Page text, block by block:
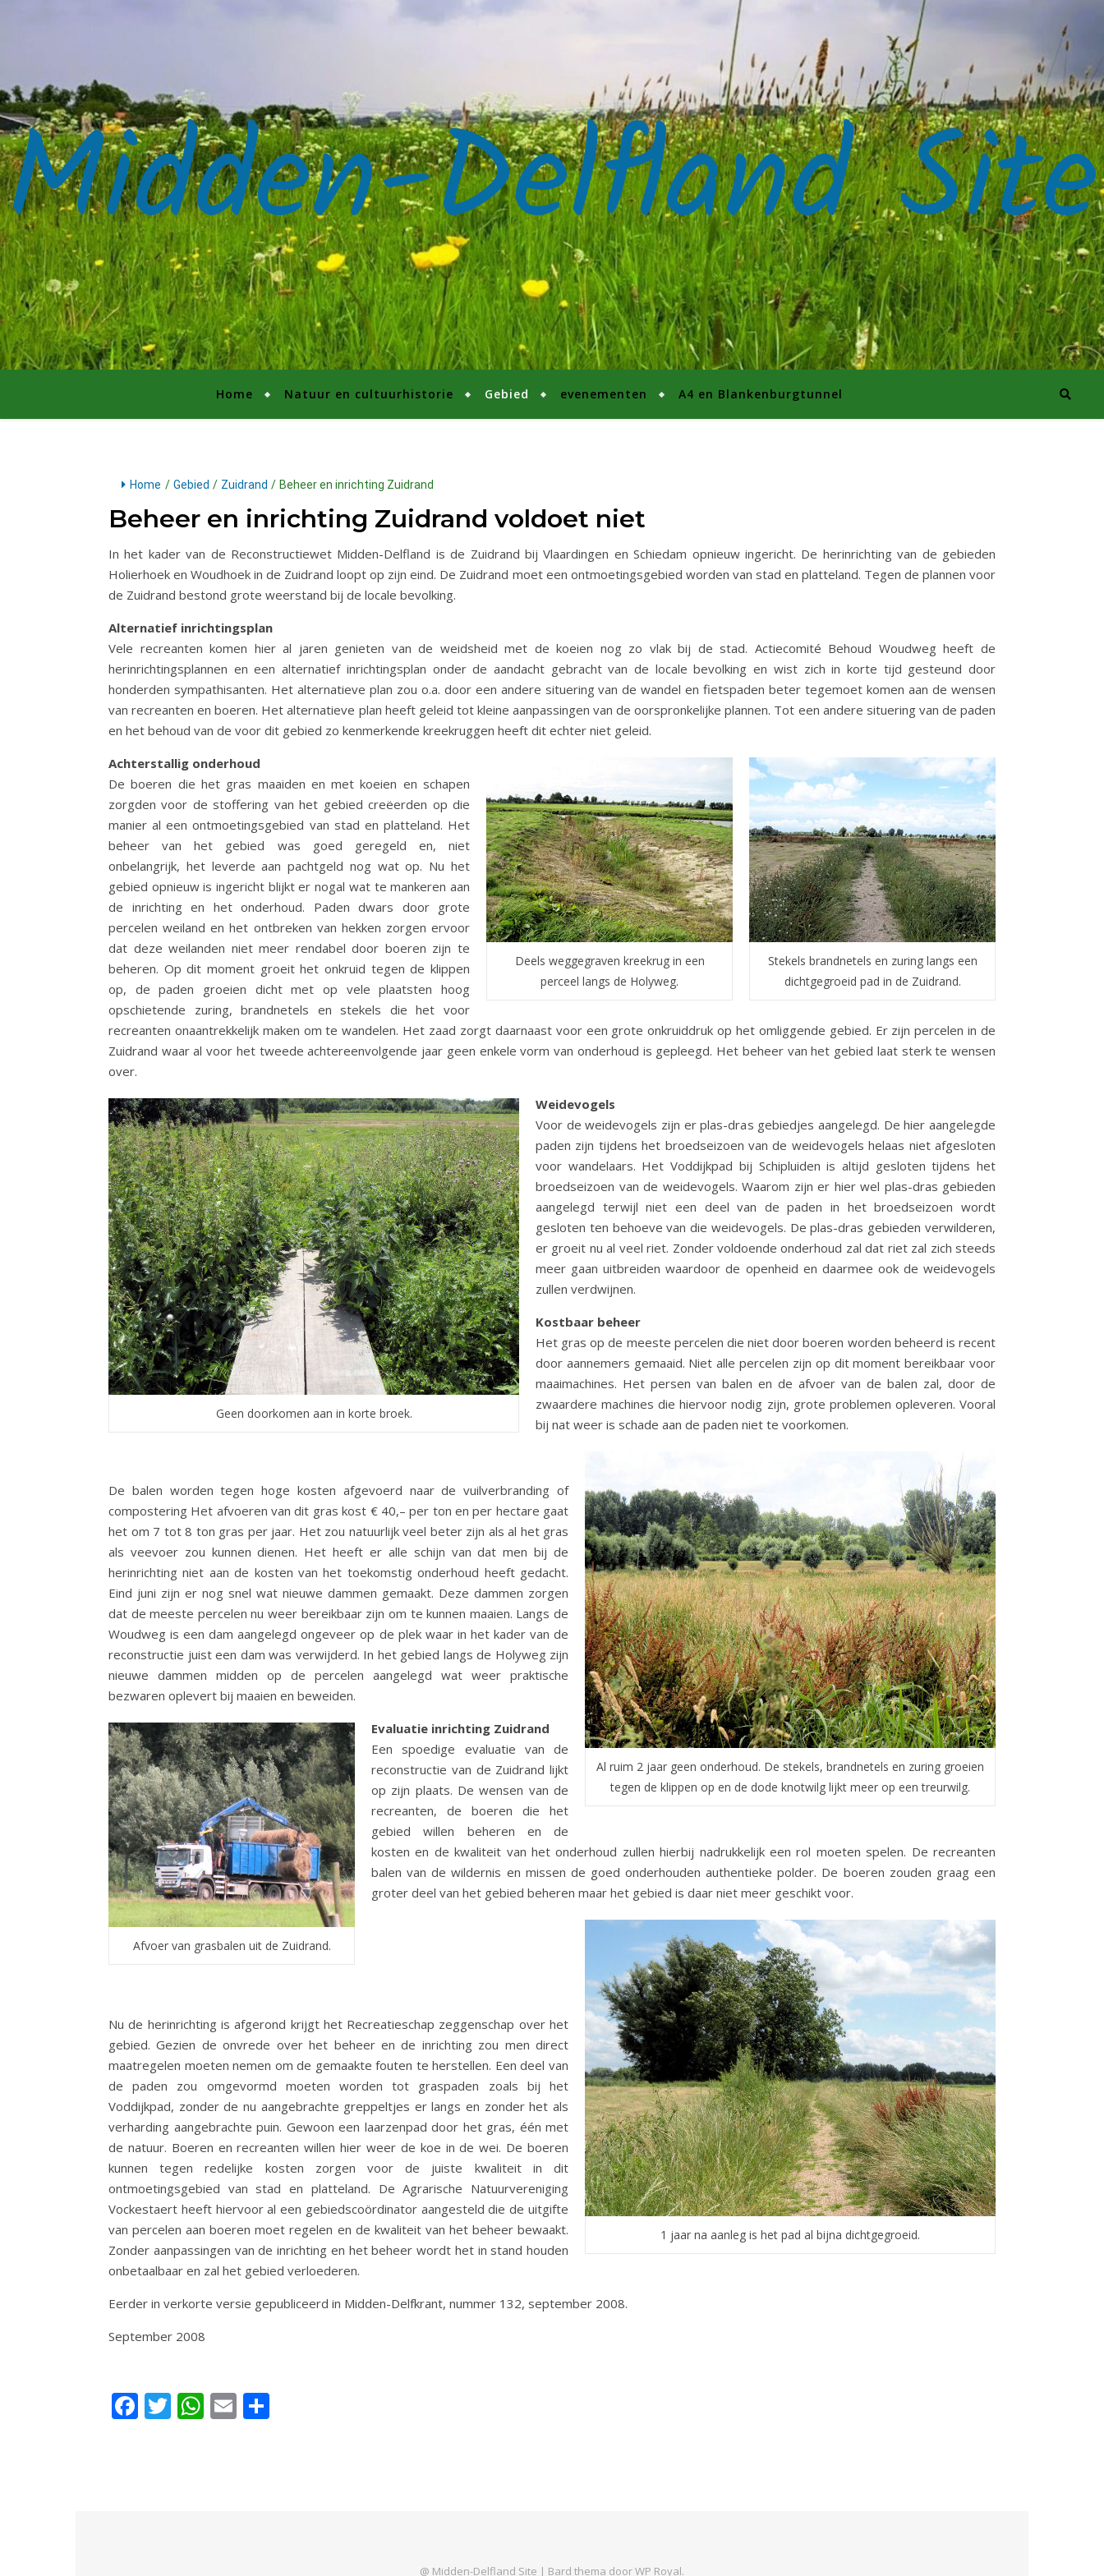
Midden-Delfland Site
Home Natuur en cultuurhistorie Gebied evenementen A4 en Blankenburgtunnel
Home / Gebied / Zuidrand / Beheer en inrichting Zuidrand
Beheer en inrichting Zuidrand voldoet niet
In het kader van de Reconstructiewet Midden-Delfland is de Zuidrand bij Vlaardingen en Schiedam opnieuw ingericht. De herinrichting van de gebieden
Holierhoek en Woudhoek in de Zuidrand loopt op zijn eind. De Zuidrand moet een ontmoetingsgebied worden van stad en platteland. Tegen de plannen voor
de Zuidrand bestond grote weerstand bij de locale bevolking.
Alternatief inrichtingsplan
Vele recreanten komen hier al jaren genieten van de weidsheid met de koeien nog zo vlak bij de stad. Actiecomité Behoud Woudweg heeft de
herinrichtingsplannen en een alternatief inrichtingsplan onder de aandacht gebracht van de locale bevolking en wist zich in korte tijd gesteund door
honderden sympathisanten. Het alternatieve plan zou o.a. door een andere situering van de wandel en fietspaden beter tegemoet komen aan de wensen
van recreanten en boeren. Het alternatieve plan heeft geleid tot kleine aanpassingen van de oorspronkelijke plannen. Tot een andere situering van de paden
en het behoud van de voor dit gebied zo kenmerkende kreekruggen heeft dit echter niet geleid.
Stekels brandnetels en zuring langs een
dichtgegroeid pad in de Zuidrand.
Deels weggegraven kreekrug in een
perceel langs de Holyweg.
Achterstallig onderhoud
De boeren die het gras maaiden en met koeien en schapen
zorgden voor de stoffering van het gebied creëerden op die
manier al een ontmoetingsgebied van stad en platteland. Het
beheer van het gebied was goed geregeld en, niet
onbelangrijk, het leverde aan pachtgeld nog wat op. Nu het
gebied opnieuw is ingericht blijkt er nogal wat te mankeren aan
de inrichting en het onderhoud. Paden dwars door grote
percelen weiland en het ontbreken van hekken zorgen ervoor
dat deze weilanden niet meer rendabel door boeren zijn te
beheren. Op dit moment groeit het onkruid tegen de klippen
op, de paden groeien dicht met op vele plaatsten hoog
opschietende zuring, brandnetels en stekels die het voor
recreanten onaantrekkelijk maken om te wandelen. Het zaad zorgt daarnaast voor een grote onkruiddruk op het omliggende gebied. Er zijn percelen in de
Zuidrand waar al voor het tweede achtereenvolgende jaar geen enkele vorm van onderhoud is gepleegd. Het beheer van het gebied laat sterk te wensen
over.
Geen doorkomen aan in korte broek.
Weidevogels
Voor de weidevogels zijn er plas-dras gebiedjes aangelegd. De hier aangelegde
paden zijn tijdens het broedseizoen van de weidevogels helaas niet afgesloten
voor wandelaars. Het Voddijkpad bij Schipluiden is altijd gesloten tijdens het
broedseizoen van de weidevogels. Waarom zijn er hier wel plas-dras gebieden
aangelegd terwijl niet een deel van de paden in het broedseizoen wordt
gesloten ten behoeve van die weidevogels. De plas-dras gebieden verwilderen,
er groeit nu al veel riet. Zonder voldoende onderhoud zal dat riet zal zich steeds
meer gaan uitbreiden waardoor de openheid en daarmee ook de weidevogels
zullen verdwijnen.
Kostbaar beheer
Het gras op de meeste percelen die niet door boeren worden beheerd is recent
door aannemers gemaaid. Niet alle percelen zijn op dit moment bereikbaar voor
maaimachines. Het persen van balen en de afvoer van de balen zal, door de
zwaardere machines die hiervoor nodig zijn, grote problemen opleveren. Vooral
bij nat weer is schade aan de paden niet te voorkomen.
Al ruim 2 jaar geen onderhoud. De stekels, brandnetels en zuring groeien
tegen de klippen op en de dode knotwilg lijkt meer op een treurwilg.
De balen worden tegen hoge kosten afgevoerd naar de vuilverbranding of
compostering Het afvoeren van dit gras kost € 40,– per ton en per hectare gaat
het om 7 tot 8 ton gras per jaar. Het zou natuurlijk veel beter zijn als al het gras
als veevoer zou kunnen dienen. Het heeft er alle schijn van dat men bij de
herinrichting niet aan de kosten van het toekomstig onderhoud heeft gedacht.
Eind juni zijn er nog snel wat nieuwe dammen gemaakt. Deze dammen zorgen
dat de meeste percelen nu weer bereikbaar zijn om te kunnen maaien. Langs de
Woudweg is een dam aangelegd ongeveer op de plek waar in het kader van de
reconstructie juist een dam was verwijderd. In het gebied langs de Holyweg zijn
nieuwe dammen midden op de percelen aangelegd wat weer praktische
bezwaren oplevert bij maaien en beweiden.
Afvoer van grasbalen uit de Zuidrand.
Evaluatie inrichting Zuidrand
Een spoedige evaluatie van de
reconstructie van de Zuidrand lijkt
op zijn plaats. De wensen van de
recreanten, de boeren die het
gebied willen beheren en de
kosten en de kwaliteit van het onderhoud zullen hierbij nadrukkelijk een rol moeten spelen. De recreanten
balen van de wildernis en missen de goed onderhouden authentieke polder. De boeren zouden graag een
groter deel van het gebied beheren maar het gebied is daar niet meer geschikt voor.
1 jaar na aanleg is het pad al bijna dichtgegroeid.
Nu de herinrichting is afgerond krijgt het Recreatieschap zeggenschap over het
gebied. Gezien de onvrede over het beheer en de inrichting zou men direct
maatregelen moeten nemen om de gemaakte fouten te herstellen. Een deel van
de paden zou omgevormd moeten worden tot graspaden zoals bij het
Voddijkpad, zonder de nu aangebrachte greppeltjes er langs en zonder het als
verharding aangebrachte puin. Gewoon een laarzenpad door het gras, één met
de natuur. Boeren en recreanten willen hier weer de koe in de wei. De boeren
kunnen tegen redelijke kosten zorgen voor de juiste kwaliteit in dit
ontmoetingsgebied van stad en platteland. De Agrarische Natuurvereniging
Vockestaert heeft hiervoor al een gebiedscoördinator aangesteld die de uitgifte
van percelen aan boeren moet regelen en de kwaliteit van het beheer bewaakt.
Zonder aanpassingen van de inrichting en het beheer wordt het in stand houden
onbetaalbaar en zal het gebied verloederen.
Eerder in verkorte versie gepubliceerd in Midden-Delfkrant, nummer 132, september 2008.
September 2008
Facebook
Twitter
WhatsApp
Email
@ Midden-Delfland Site | Bard thema doorWP Royal.